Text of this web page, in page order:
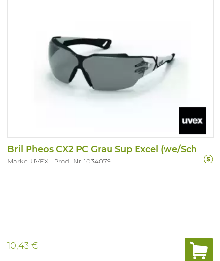
Bril Pheos CX2 PC Grau Sup Excel (we/Sch
Marke: UVEX Prod.-Nr. 1034079
10,43 €